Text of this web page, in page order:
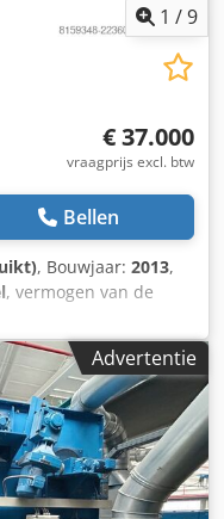
1 /9
€ 37.000
vraagprijs excl. btw
Bellen
, Bouwjaar: 2013,
, vermogen van de
Deze automatische
centraliseert
bewerking. In de
van de
gaat, zonder dat er
stations
dekbedden in
Advertentie